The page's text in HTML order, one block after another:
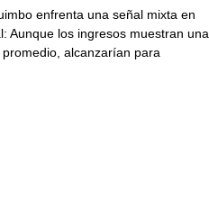
enfrenta una señal mixta en
Aunque los ingresos muestran una
alcanzarían para